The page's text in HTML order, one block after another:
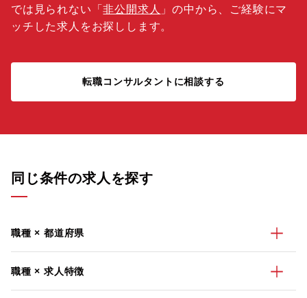
では見られない「非公開求人 」の中から、ご経験にマ
ッチした求人をお探しします。
転職コンサルタントに相談する
同じ条件の求人を探す
職種 × 都道府県
職種 × 求人特徴